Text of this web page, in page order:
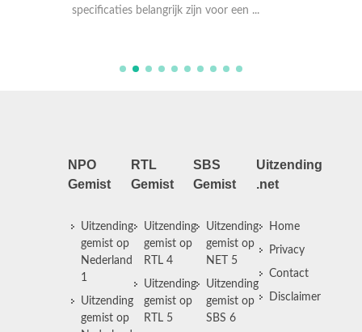
specificaties belangrijk zijn voor een ...
NPO
Gemist
Uitzending
gemist op
Nederland
1
Uitzending
gemist op
RTL
Gemist
Uitzending
gemist op
RTL 4
Uitzending
gemist op
RTL 5
SBS
Gemist
Uitzending
gemist op
NET 5
Uitzending
gemist op
SBS 6
Uitzending
.net
Home
Privacy
Contact
Disclaimer